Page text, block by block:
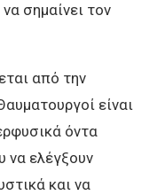
σημαίνει τον
από την
είναι
όντα
να ελέγξουν
και να